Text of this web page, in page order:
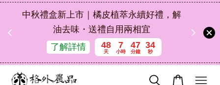
中秋禮盒新上市｜橘皮植萃永續好禮，解
油去味・送禮自用兩相宜
了解詳情
48
天
7
小時
47
分鐘
33
秒